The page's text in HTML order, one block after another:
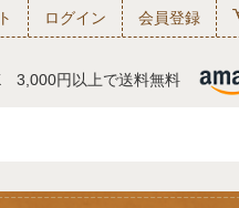
ログイン 会員登録
3,000円以上で送料無料